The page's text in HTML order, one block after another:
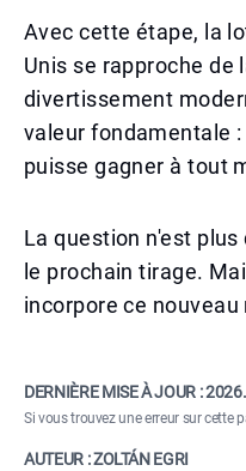
Avec cette étape, la
Unis se rapproche de
divertissement
valeur fondamentale
puisse gagner à tout
La question n'est
le prochain tirage.
incorpore ce
DERNIÈRE MISE À JOUR :
Si vous trouvez une erreur sur cette
AUTEUR : ZOLTÁN EGRI